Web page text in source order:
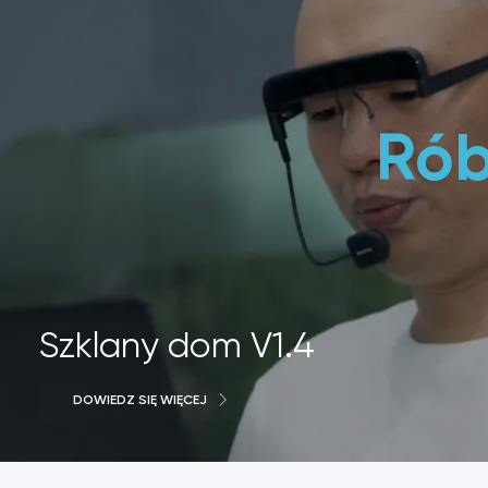
Szklany dom V1.4
DOWIEDZ SIĘ WIĘCEJ